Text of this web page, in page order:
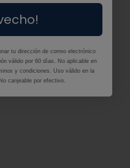
tu dirección de correo electrónico
válido por 60 días. No aplicable en
y condiciones. Uso válido en la
canjeable por efectivo.